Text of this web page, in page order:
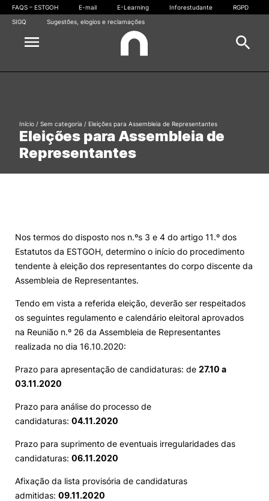
Cursos
Candidaturas
Gabinete de Informática
Sugestões, elogios e reclamações
©2026 Instituto Politécnico de Coimbra. Todos os direitos reservados.
FAQS – ESTGOH E-mail E-Learning Inforestudante
RGPD
SIGQ
Sugestões, elogios e reclamações
Oferta formativa Outros
Eleições para Assembleia de
Representantes
Início / Sem categoria / Eleições para Assembleia de Representantes
Nos termos do disposto nos n.ºs 3 e 4 do artigo 11.º dos
Estatutos da ESTGOH, determino o início do procedimento
tendente à eleição dos representantes do corpo discente da
Assembleia de Representantes.
Tendo em vista a referida eleição, deverão ser respeitados
os seguintes regulamento e calendário eleitoral aprovados
na Reunião n.º 26 da Assembleia de Representantes
realizada no dia 16.10.2020:
Prazo para apresentação de candidaturas: de 27.10 a
03.11.2020
Prazo para análise do processo de
candidaturas: 04.11.2020
Prazo para suprimento de eventuais irregularidades das
candidaturas: 06.11.2020
Afixação da lista provisória de candidaturas
admitidas: 09.11.2020